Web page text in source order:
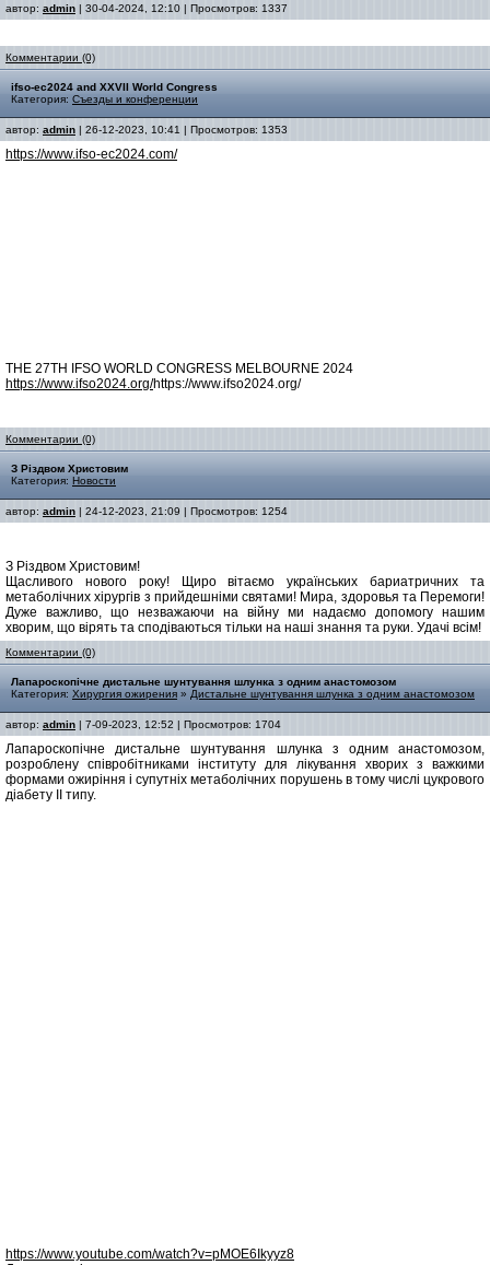
автор: admin | 30-04-2024, 12:10 | Просмотров: 1337
Комментарии (0)
ifso-ec2024 and XXVII World Congress
Категория: Съезды и конференции
автор: admin | 26-12-2023, 10:41 | Просмотров: 1353
https://www.ifso-ec2024.com/
THE 27TH IFSO WORLD CONGRESS MELBOURNE 2024
https://www.ifso2024.org/https://www.ifso2024.org/
Комментарии (0)
З Різдвом Христовим
Категория: Новости
автор: admin | 24-12-2023, 21:09 | Просмотров: 1254
З Різдвом Христовим!
Щасливого нового року! Щиро вітаємо українських бариатричних та
метаболічних хірургів з прийдешніми святами! Мира, здоровья та Перемоги!
Дуже важливо, що незважаючи на війну ми надаємо допомогу нашим
хворим, що вірять та сподіваються тільки на наші знання та руки. Удачі всім!
Комментарии (0)
Лапароскопічне дистальне шунтування шлунка з одним анастомозом
Категория: Хирургия ожирения » Дистальне шунтування шлунка з одним анастомозом
автор: admin | 7-09-2023, 12:52 | Просмотров: 1704
Лапароскопічне дистальне шунтування шлунка з одним анастомозом,
розроблену співробітниками інституту для лікування хворих з важкими
формами ожиріння і супутніх метаболічних порушень в тому числі цукрового
діабету ІІ типу.
https://www.youtube.com/watch?v=pMOE6Ikyyz8